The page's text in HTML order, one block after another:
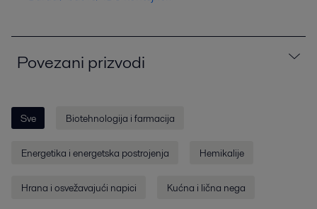
Povezani prizvodi
Sve Biotehnologija i farmacija
Energetika i energetska postrojenja Hemikalije
Hrana i osvežavajući napici Kućna i lična nega